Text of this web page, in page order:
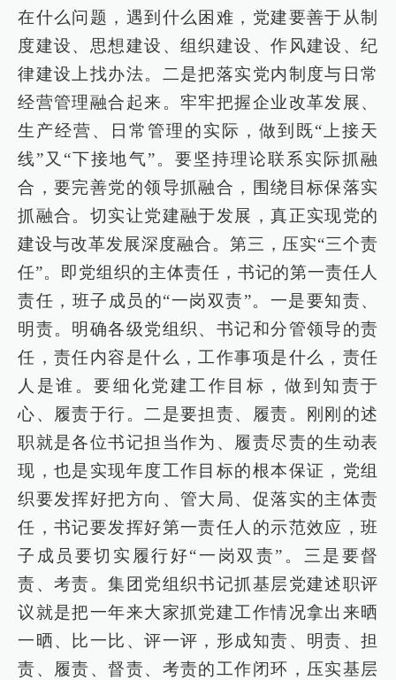
在什么问题，遇到什么困难，党建要善于从制
度建设、思想建设、组织建设、作风建设、纪
律建设上找办法。二是把落实党内制度与日常
经营管理融合起来。牢牢把握企业改革发展、
生产经营、日常管理的实际，做到既“上接天
线”又“下接地气”。要坚持理论联系实际抓融
合，要完善党的领导抓融合，围绕目标保落实
抓融合。切实让党建融于发展，真正实现党的
建设与改革发展深度融合。第三，压实“三个责
任”。即党组织的主体责任，书记的第一责任人
责任，班子成员的“一岗双责”。一是要知责、
明责。明确各级党组织、书记和分管领导的责
任，责任内容是什么，工作事项是什么，责任
人是谁。要细化党建工作目标，做到知责于
心、履责于行。二是要担责、履责。刚刚的述
职就是各位书记担当作为、履责尽责的生动表
现，也是实现年度工作目标的根本保证，党组
织要发挥好把方向、管大局、促落实的主体责
任，书记要发挥好第一责任人的示范效应，班
子成员要切实履行好“一岗双责”。三是要督
责、考责。集团党组织书记抓基层党建述职评
议就是把一年来大家抓党建工作情况拿出来晒
一晒、比一比、评一评，形成知责、明责、担
责、履责、督责、考责的工作闭环，压实基层